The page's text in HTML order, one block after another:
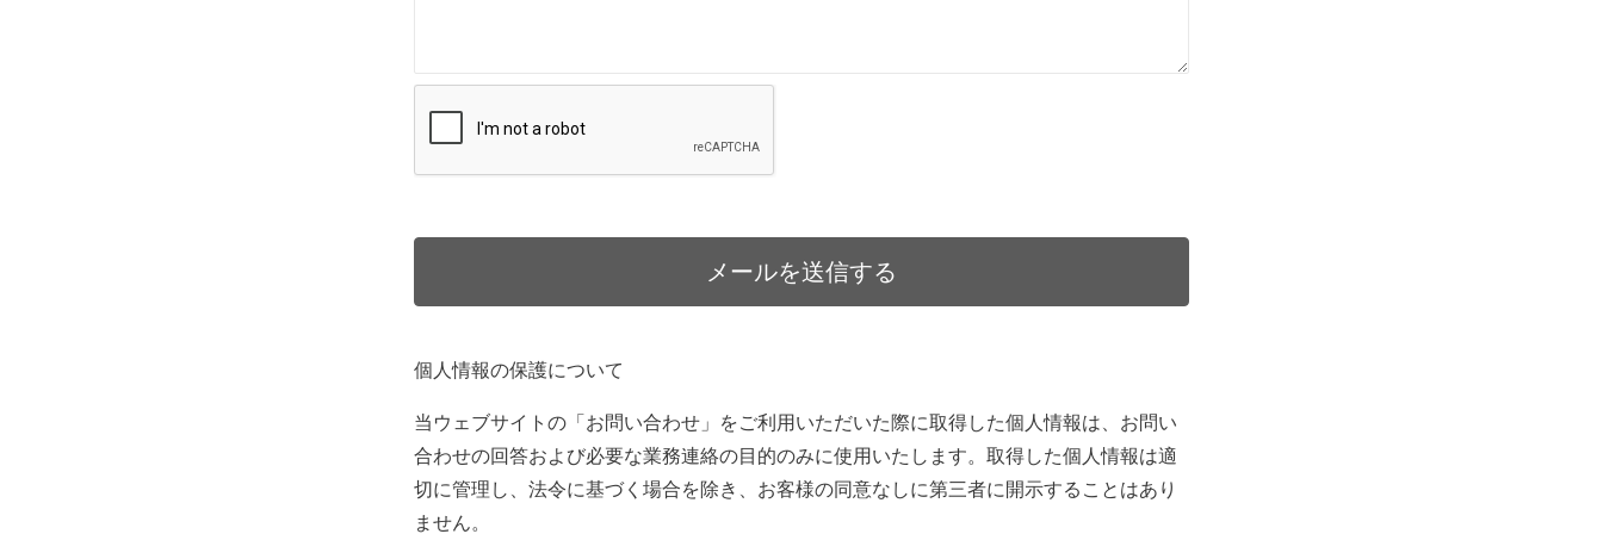
個人情報の保護について
当ウェブサイトの「お問い合わせ」をご利用いただいた際に取得した個人情報は、お問い
合わせの回答および必要な業務連絡の目的のみに使用いたします。取得した個人情報は適
切に管理し、法令に基づく場合を除き、お客様の同意なしに第三者に開示することはあり
ません。